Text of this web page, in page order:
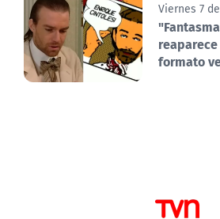
Viernes 7
reaparece
formato